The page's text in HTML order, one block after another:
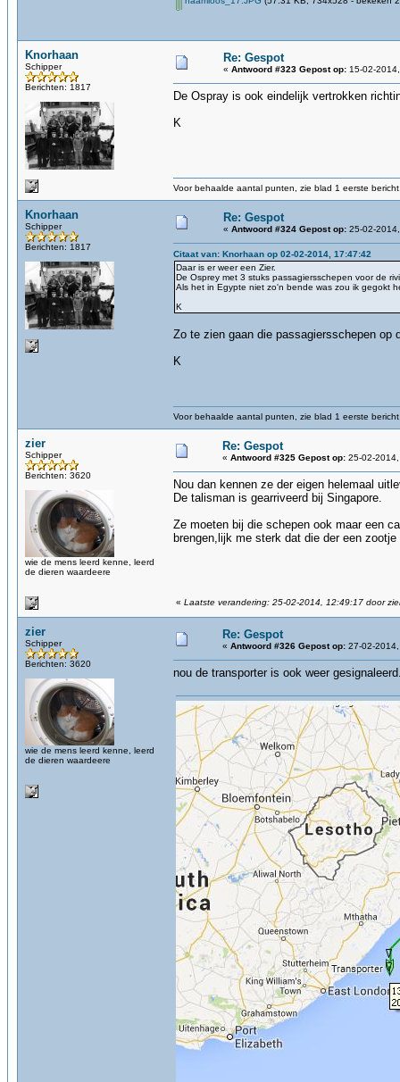
Knorhaan
Schipper
Berichten: 1817
Re: Gespot
« Antwoord #323 Gepost op: 15-02-
De Ospray is ook eindelijk vertrokken
K
Voor behaalde aantal punten, zie blad 1 eerste
Knorhaan
Schipper
Berichten: 1817
Re: Gespot
« Antwoord #324 Gepost op: 25-02-
Citaat van: Knorhaan op 02-02-2014, 17:47:42
Daar is er weer een Zier.
De Osprey met 3 stuks passagiersschepen voor de
Als het in Egypte niet zo'n bende was zou ik gegokt
K
Zo te zien gaan die passagiersschepen op
K
Voor behaalde aantal punten, zie blad 1 eerste
zier
Schipper
Berichten: 3620
wie de mens leerd kenne, leerd
de dieren waardeere
Re: Gespot
« Antwoord #325 Gepost op: 25-02-
Nou dan kennen ze der eigen helemaal
De talisman is gearriveerd bij Singapore.
Ze moeten bij die schepen ook maar een
brengen,lijk me sterk dat die der een
« Laatste verandering: 25-02-2014, 12:49:17 door
zier
Schipper
Berichten: 3620
wie de mens leerd kenne, leerd
de dieren waardeere
Re: Gespot
« Antwoord #326 Gepost op: 27-02-
nou de transporter is ook weer